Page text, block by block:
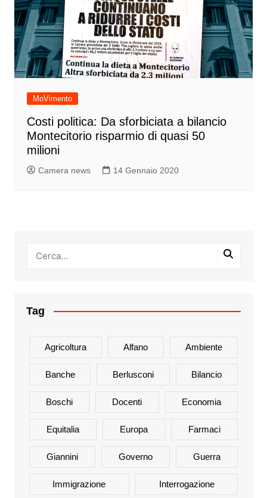
MoVimento
Costi politica: Da sforbiciata a bilancio
Montecitorio risparmio di quasi 50
milioni
Camera news 14 Gennaio 2020
Tag
Agricoltura Alfano Ambiente
Banche Berlusconi Bilancio
Boschi Docenti Economia
Equitalia Europa Farmaci
Giannini Governo Guerra
Immigrazione Interrogazione